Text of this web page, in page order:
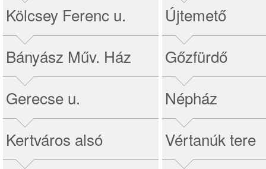
Kölcsey Ferenc u.
Bányász Műv. Ház
Gerecse u.
Kertváros alsó
Újtemető
Gőzfürdő
Népház
Vértanúk tere